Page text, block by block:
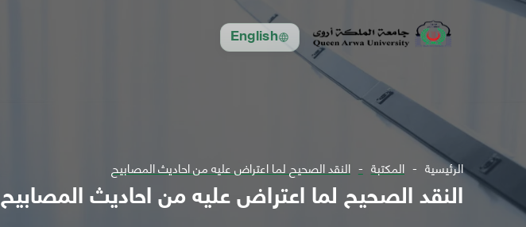
English
الرئيسية المكتبة النقد الصحيح لما اعتراض عليه من احاديث المصابيح
النقد الصحيح لما اعتراض عليه من احاديث المصابيح